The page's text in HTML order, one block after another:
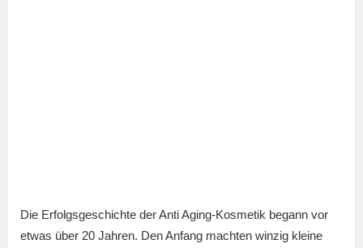
Die Erfolgsgeschichte der Anti Aging-Kosmetik begann vor
etwas über 20 Jahren. Den Anfang machten winzig kleine